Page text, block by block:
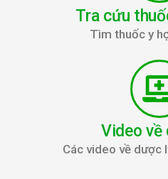
Tra cứu
Tìm thuốc y
Video về
Các video về dược